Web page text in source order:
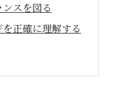
スを図る
正確に理解する